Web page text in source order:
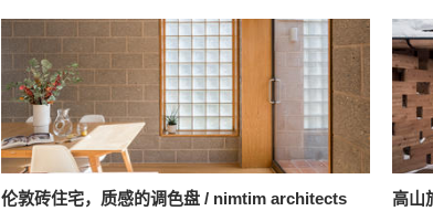
伦敦砖住宅，质感的调色盘 / nimtim architects
高山